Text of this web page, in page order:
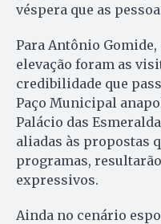
véspera que as
Para Antônio
elevação foram as
credibilidade que
Paço Municipal
Palácio das
aliadas às propostas
programas,
expressivos.
Ainda no cenário